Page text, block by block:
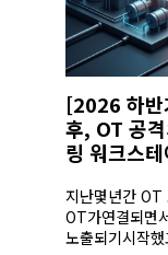
[2026 하반
후, OT 공
링 워크스테
지난몇년간 OT
OT가연결되면
노출되기시작